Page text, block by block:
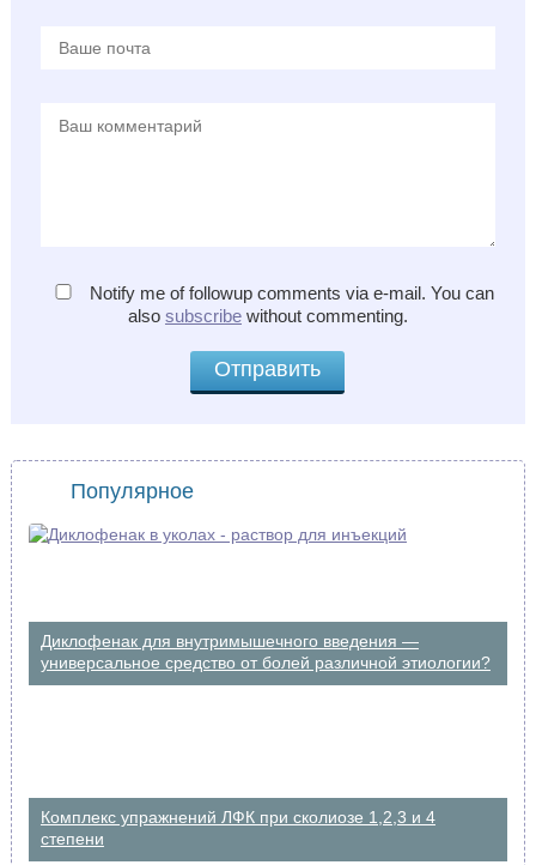
Notify me of followup comments via e-mail. You can
also subscribewithout commenting.
Популярное
Диклофенак для внутримышечного введения —
универсальное средство от болей различной этиологии?
Комплекс упражнений ЛФК при сколиозе 1,2,3 и 4
степени